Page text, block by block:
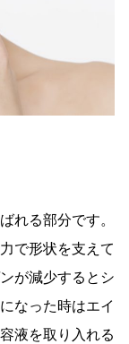
れる部分です。
で形状を支えて
が減少するとシ
なった時はエイ
液を取り入れる